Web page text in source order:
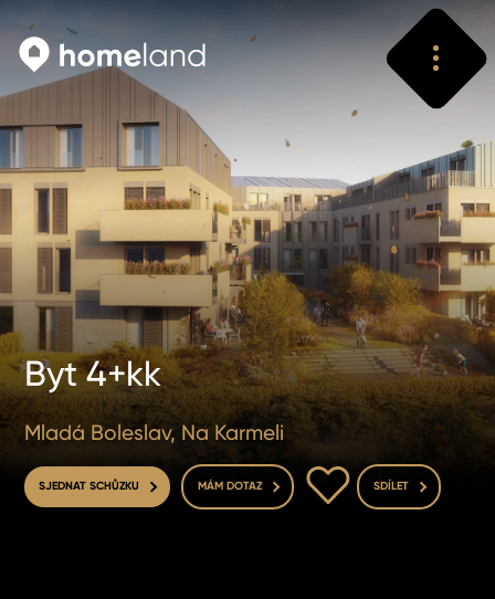
Byt 4+kk
Mladá Boleslav, Na Karmeli
SJEDNAT SCHŮZKU MÁM DOTAZ
DO OBLÍBENÝCH
SDÍLET
Vyhledat
Vyhledat